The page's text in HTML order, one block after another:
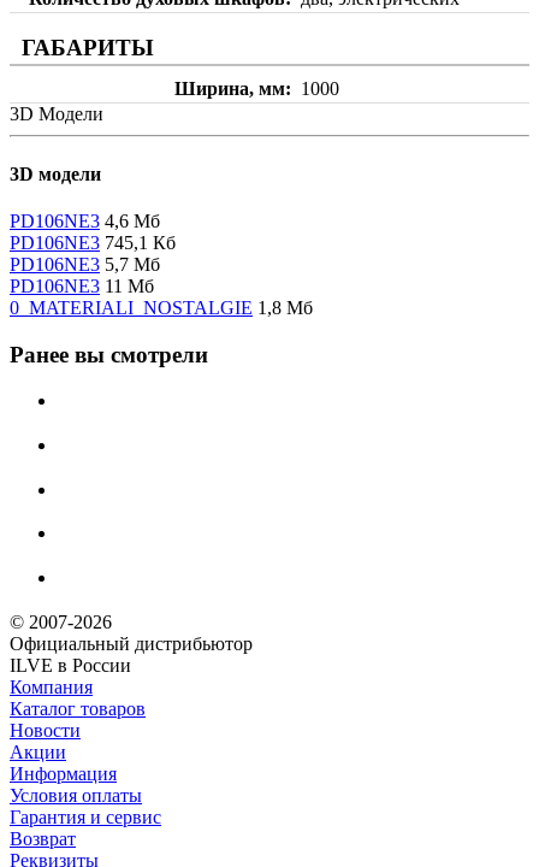
ГАБАРИТЫ
Ширина, мм
1000
3D Модели
3D модели
PD106NE3 4,6 Мб
PD106NE3 745,1 Кб
PD106NE3 5,7 Мб
PD106NE3 11 Мб
0_MATERIALI_NOSTALGIE 1,8 Мб
Ранее вы смотрели
© 2007-2026
Официальный дистрибьютoр
ILVE в России
Компания
Каталог товаров
Новости
Акции
Информация
Условия оплаты
Гарантия и сервис
Возврат
Реквизиты